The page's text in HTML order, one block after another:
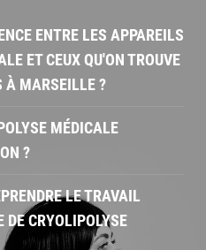
ENTRE LES APPAREILS
ET CEUX QU'ON TROUVE
À MARSEILLE ?
MÉDICALE
?
LE TRAVAIL
CRYOLIPOLYSE